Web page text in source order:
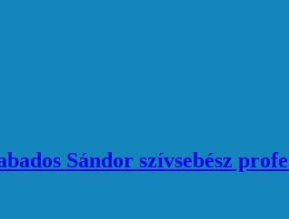
Sándor szívsebész